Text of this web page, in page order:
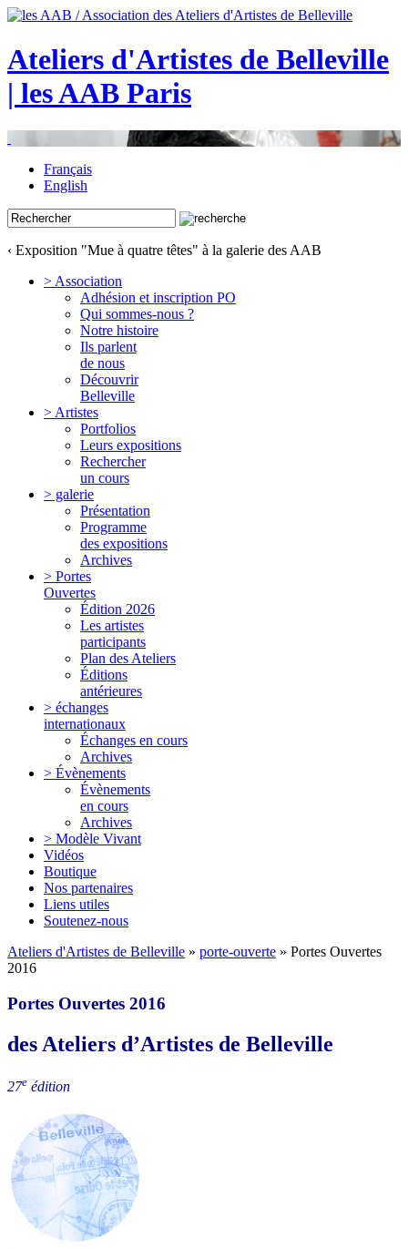
Ateliers d'Artistes de Belleville
| les AAB Paris
Français
English
‹ Exposition "Mue à quatre têtes" à la galerie des AAB
> Association
Adhésion et inscription PO
Qui sommes-nous ?
Notre histoire
Ils parlent
de nous
Découvrir
Belleville
> Artistes
Portfolios
Leurs expositions
Rechercher
un cours
> galerie
Présentation
Programme
des expositions
Archives
> Portes
Ouvertes
Édition 2026
Les artistes
participants
Plan des Ateliers
Éditions
antérieures
> échanges
internationaux
Échanges en cours
Archives
> Évènements
Évènements
en cours
Archives
> Modèle Vivant
Vidéos
Boutique
Nos partenaires
Liens utiles
Soutenez-nous
Ateliers d'Artistes de Belleville » porte-ouverte » Portes Ouvertes
2016
Portes Ouvertes 2016
des Ateliers d’Artistes de Belleville
27e édition